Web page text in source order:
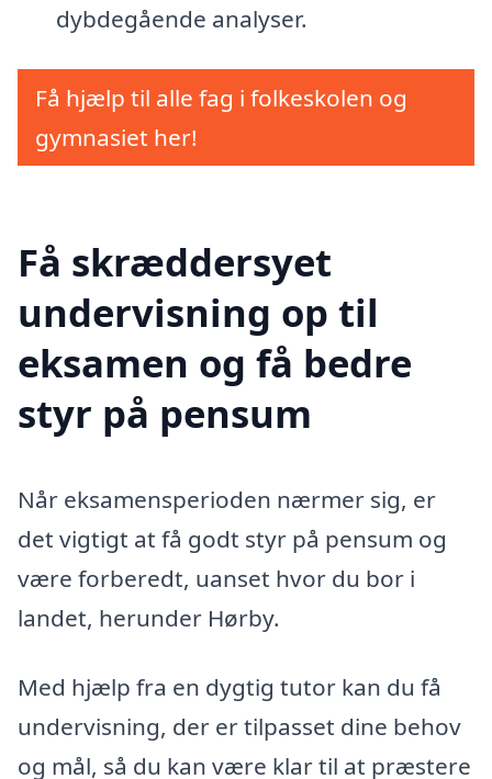
dybdegående analyser.
Få hjælp til alle fag i folkeskolen og
gymnasiet her!
Få skræddersyet
undervisning op til
eksamen og få bedre
styr på pensum
Når eksamensperioden nærmer sig, er
det vigtigt at få godt styr på pensum og
være forberedt, uanset hvor du bor i
landet, herunder Hørby.
Med hjælp fra en dygtig tutor kan du få
undervisning, der er tilpasset dine behov
og mål, så du kan være klar til at præstere